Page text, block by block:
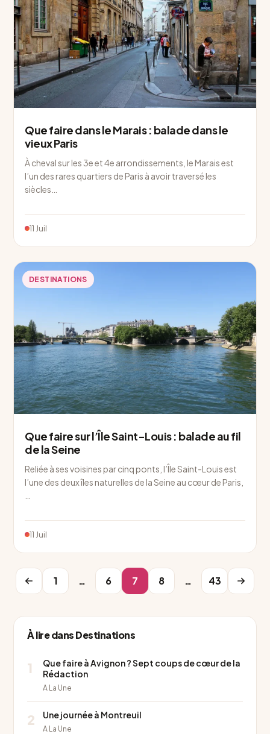
Que faire dans le Marais : balade dans le
vieux Paris
À cheval sur les 3e et 4e arrondissements, le Marais est
l’un des rares quartiers de Paris à avoir traversé les
siècles…
11 Juil
DESTINATIONS
Que faire sur l’Île Saint-Louis : balade au fil
de la Seine
Reliée à ses voisines par cinq ponts, l’Île Saint-Louis est
l’une des deux îles naturelles de la Seine au cœur de Paris,
11 Juil
1 … 6 7 8 … 43
À lire dans Destinations
1
Que faire à Avignon ? Sept coups de cœur de la
Rédaction
A La Une
2 Une journée à Montreuil
A La Une